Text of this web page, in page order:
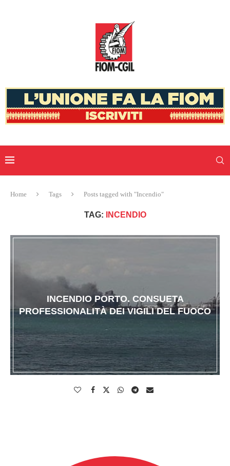
Home Tags Posts tagged with "Incendio"
TAG: INCENDIO
INCENDIO PORTO. CONSUETA
PROFESSIONALITÀ DEI VIGILI DEL FUOCO